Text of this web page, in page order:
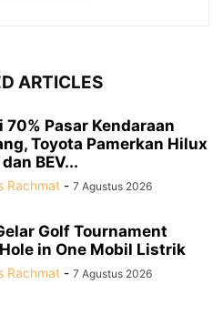
ARTICLES
70% Pasar Kendaraan
Toyota Pamerkan Hilux
BEV...
Rachmat - 7 Agustus 2026
Golf Tournament
in One Mobil Listrik
Rachmat - 7 Agustus 2026